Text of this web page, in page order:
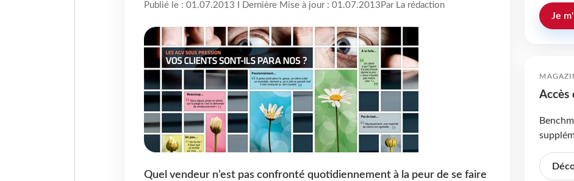
Publié le : 01.07.2013 I Dernière Mise à jour : 01.07.2013 Par La rédaction
Quel vendeur n’est pas confronté quotidiennement à la peur de se faire
Je
Accès